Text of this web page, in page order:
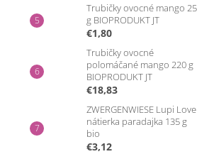
Trubičky ovocné mango 25
g BIOPRODUKT JT
€1,80
Trubičky ovocné
polomáčané mango 220 g
BIOPRODUKT JT
€18,83
ZWERGENWIESE Lupi Love
nátierka paradajka 135 g
bio
€3,12